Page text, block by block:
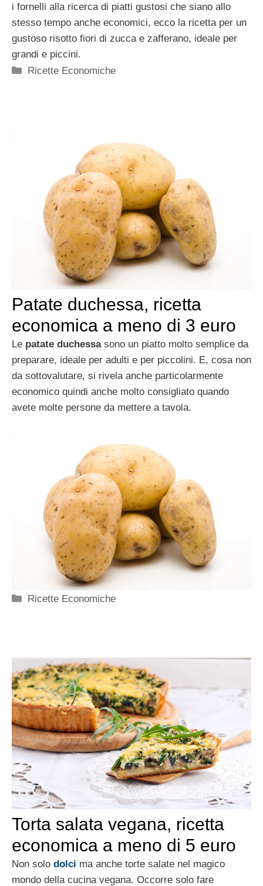
i fornelli alla ricerca di piatti gustosi che siano allo
stesso tempo anche economici, ecco la ricetta per un
gustoso risotto fiori di zucca e zafferano, ideale per
grandi e piccini.
Categorie
Ricette Economiche
Patate duchessa, ricetta
economica a meno di 3 euro
Le patate duchessasono un piatto molto semplice da
preparare, ideale per adulti e per piccolini. E, cosa non
da sottovalutare, si rivela anche particolarmente
economico quindi anche molto consigliato quando
avete molte persone da mettere a tavola.
Categorie
Ricette Economiche
Torta salata vegana, ricetta
economica a meno di 5 euro
Non solo dolci ma anche torte salate nel magico
mondo della cucina vegana. Occorre solo fare